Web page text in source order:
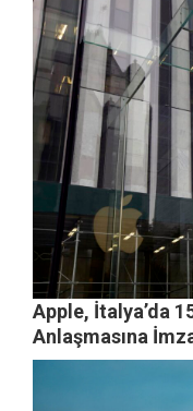
Apple, İtalya’da
Anlaşmasına